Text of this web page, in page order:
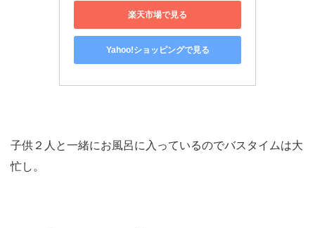
楽天市場で見る
Yahoo!ショッピングで見る
子供２人と一緒にお風呂に入っているのでバスタイムは大
忙し。